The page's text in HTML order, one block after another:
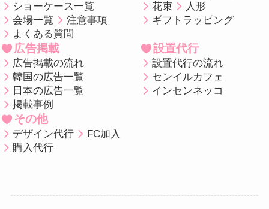
ショーケース一覧
会場一覧
注意事項
よくある質問
花束
人形
ギフトラッピング
広告掲載
広告掲載の流れ
韓国の広告一覧
日本の広告一覧
掲載事例
設置代行
設置代行の流れ
センイルカフェ
インセンネッコ
その他
デザイン代行
FC加入
購入代行